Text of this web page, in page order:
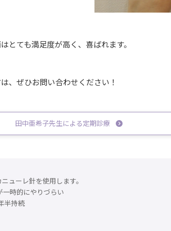
とても満足度が高く、喜ばれます。
、ぜひお問い合わせください！
田中亜希子先生による定期診療
ューレ針を使用します。
一時的にやりづらい
半持続